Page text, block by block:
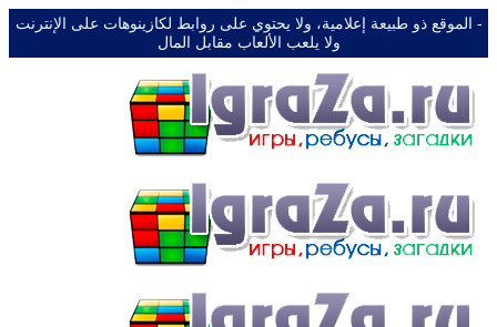
-️ الموقع ذو طبيعة إعلامية، ولا يحتوي على روابط لكازينوهات على الإنترنت
ولا يلعب الألعاب مقابل المال